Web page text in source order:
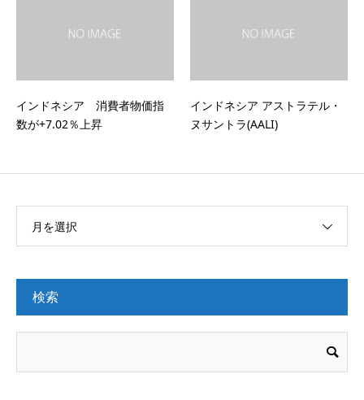
インドネシア 消費者物価指
数が+7.02％上昇
インドネシア アストラテル・
ヌサントラ(AALI)
月を選択
検索